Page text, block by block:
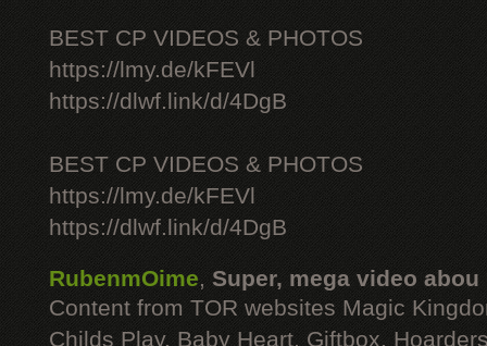
BEST CP VIDEOS & PHOTOS
https://lmy.de/kFEVl
https://dlwf.link/d/4DgB
BEST CP VIDEOS & PHOTOS
https://lmy.de/kFEVl
https://dlwf.link/d/4DgB
RubenmOime, Super, mega video abou
Content from TOR websites Magic
Childs Play, Baby Heart, Giftbox,